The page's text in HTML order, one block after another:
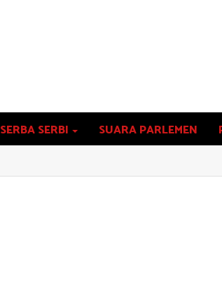
SERBA SERBI SUARA PARLEMEN